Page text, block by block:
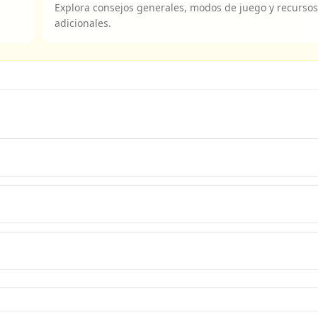
Explora consejos generales, modos de juego y recursos
adicionales.